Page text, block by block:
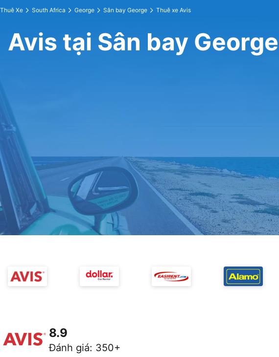
Thuê Xe South Africa George Sân bay George Thuê xe Avis
Avis tại Sân bay George
8.9
Đánh giá: 350+